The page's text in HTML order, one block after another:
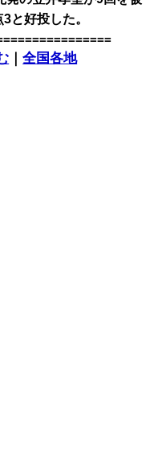
と好投した。
｜全国各地